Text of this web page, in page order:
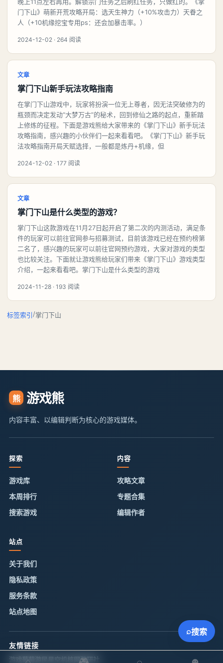
门下山》萌新开荒攻略开局：选天生神力（+10%攻击力）天眷之
人（+10机缘挖宝专用ps：还会加暴击率。）
2024-12-02 · 264 阅读
文章
掌门下山新手玩法攻略指南
在掌门下山游戏中，玩家将扮演一位无上尊者，因无法突破修为的
瓶颈而决定发动“大梦万古”的秘术，回到修仙之路的起点，重新踏
上修炼的征程。下面是游戏熊给大家带来的《掌门下山》新手玩法
攻略指南，感兴趣的小伙伴们一起来看看吧。《掌门下山》新手玩
法攻略指南开局天赋选择，一般都是炼丹+机缘，但
2024-12-02 · 177 阅读
文章
掌门下山是什么类型的游戏？
掌门下山这款游戏在11月27日起开启了第二次的内测活动，满足条
件的玩家可以前往官网参与招募测试，目前该游戏已经在预约榜第
二名了，感兴趣的玩家可以前往官网预约游戏，大家对游戏的类型
也比较关注。下面就让游戏熊给玩家们带来《掌门下山》游戏类型
介绍，一起来看看吧。掌门下山是什么类型的游戏
2024-11-28 · 193 阅读
标签索引/掌门下山
熊 游戏熊
内容丰富、以编辑判断为核心的游戏媒体。
探索
游戏库
本周排行
搜索游戏
内容
攻略文章
专题合集
编辑作者
站点
关于我们
隐私政策
服务条款
站点地图
友情链接
游戏葡萄 机核网游研社
⌕搜索